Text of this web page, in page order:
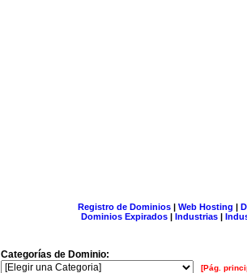
Registro de Dominios| Web Hosting |
Dominios Expirados | Industrias |
Categorías de Dominio:
[Pág.